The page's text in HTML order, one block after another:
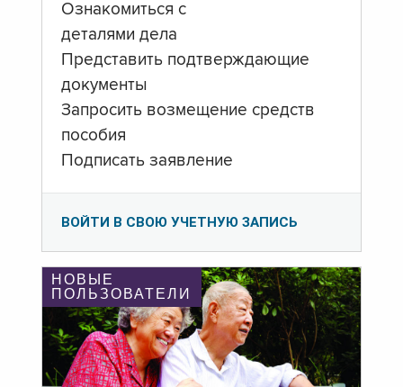
Ознакомиться с
деталями дела
Представить подтверждающие
документы
Запросить возмещение средств
пособия
Подписать заявление
ВОЙТИ В СВОЮ УЧЕТНУЮ ЗАПИСЬ
НОВЫЕ
ПОЛЬЗОВАТЕЛИ